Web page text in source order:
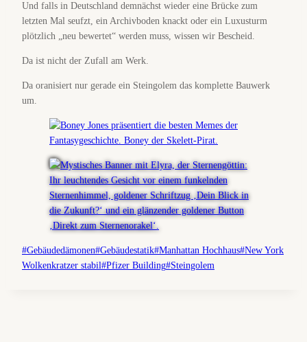
Und falls in Deutschland demnächst wieder eine Brücke zum
letzten Mal seufzt, ein Archivboden knackt oder ein Luxusturm
plötzlich „neu bewertet“ werden muss, wissen wir Bescheid.
Da ist nicht der Zufall am Werk.
Da oranisiert nur gerade ein Steingolem das komplette Bauwerk
um.
Schlagworte:
#Gebäudedämonen#Gebäudestatik#Manhattan Hochhaus#New York
Wolkenkratzer stabil#Pfizer Building#Steingolem